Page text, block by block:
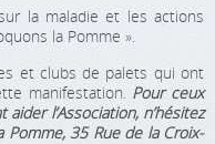
la maladie et les actions
la Pomme ».
et clubs de palets qui ont
manifestation. Pour ceux
l’Association, n’hésitez
Pomme, 35 Rue de la Croix-